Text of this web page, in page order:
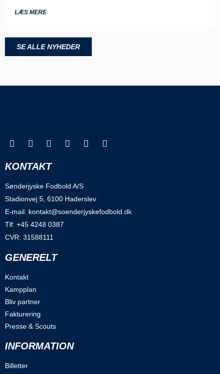
LÆS MERE
SE ALLE NYHEDER
KONTAKT
Sønderjyske Fodbold A/S
Stadionvej 5, 6100 Haderslev
E-mail: kontakt@soenderjyskefodbold.dk
Tlf: +45 4248 0387
CVR: 31588111
GENERELT
Kontakt
Kampplan
Bliv partner
Fakturering
Presse & Scouts
INFORMATION
Billetter